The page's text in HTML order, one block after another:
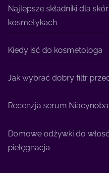
Najlepsze składniki dla
kosmetykach
Kiedy iść do kosmetologa
Jak wybrać dobry filtr
Recenzja serum
Domowe odżywki do
pielęgnacja